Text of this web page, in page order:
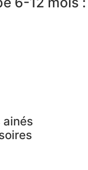
ainés